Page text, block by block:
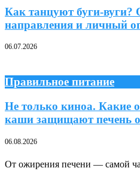
Как танцуют буги-вуги?
направления и личный
06.07.2026
Правильное питание
Не только киноа. Какие
каши защищают печень
06.08.2026
От ожирения печени — самой